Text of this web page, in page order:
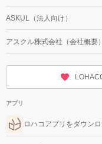
ASKUL（法人向け）
アスクル株式会社（会社概要）
アプリ
ロハコアプリをダウン